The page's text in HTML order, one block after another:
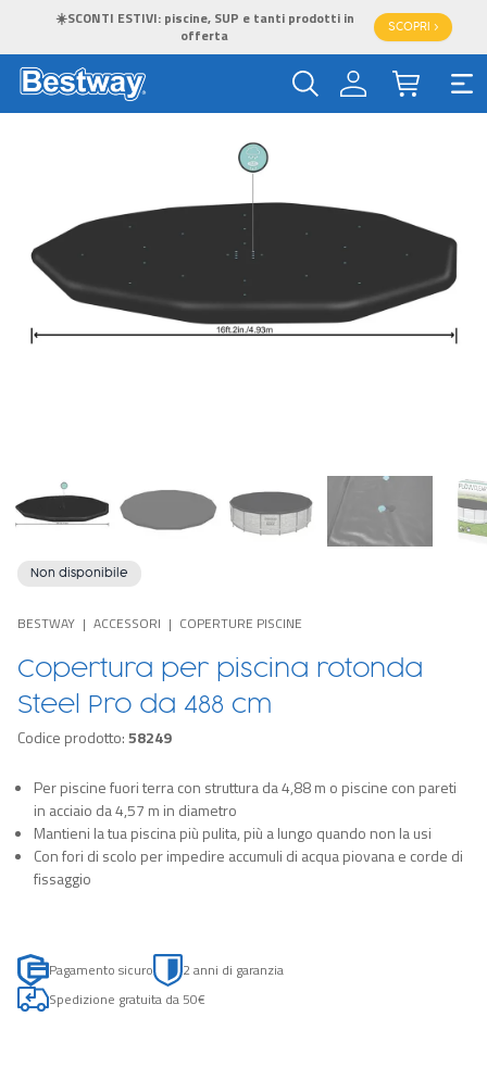
☀️SCONTI ESTIVI: piscine, SUP e tanti prodotti in
offerta
SCOPRI >
Non disponibile
BESTWAY ACCESSORI COPERTURE PISCINE
Copertura per piscina rotonda
Steel Pro da 488 cm
Codice prodotto:58249
Per piscine fuori terra con struttura da 4,88 m o piscine con pareti
in acciaio da 4,57 m in diametro
Mantieni la tua piscina più pulita, più a lungo quando non la usi
Con fori di scolo per impedire accumuli di acqua piovana e corde di
fissaggio
Pagamento sicuro
2 anni di garanzia
Spedizione gratuita da 50€